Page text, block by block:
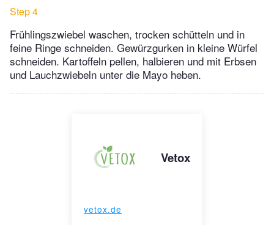
Step 4
Frühlingszwiebel waschen, trocken schütteln und in
feine Ringe schneiden. Gewürzgurken in kleine Würfel
schneiden. Kartoffeln pellen, halbieren und mit Erbsen
und Lauchzwiebeln unter die Mayo heben.
Vetox
vetox.de